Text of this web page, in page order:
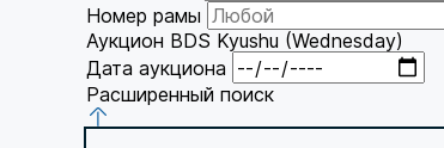
Номер рамы
Аукцион BDS Kyushu (Wednesday)
Дата аукциона
Расширенный поиск